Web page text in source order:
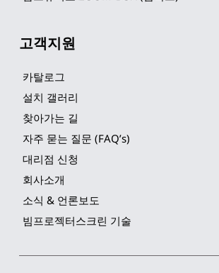
고객지원
카탈로그
설치 갤러리
찾아가는 길
자주 묻는 질문 (FAQ’s)
대리점 신청
회사소개
소식 & 언론보도
빔프로젝터스크린 기술